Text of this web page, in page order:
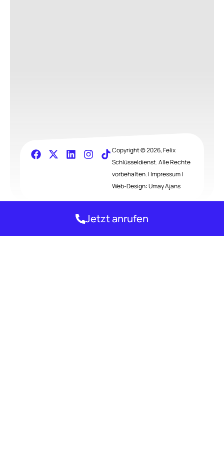
Copyright © 2026, Felix
Schlüsseldienst. Alle Rechte
vorbehalten. | Impressum|
Web-Design:Umay Ajans
Jetzt anrufen